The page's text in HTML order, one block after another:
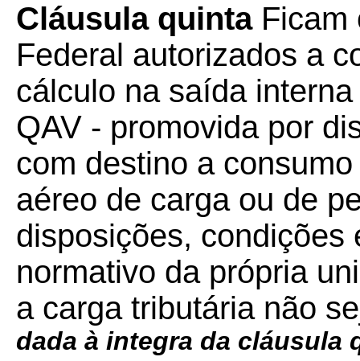
Cláusula quintaFicam
Federal autorizados a
cálculo na saída
QAV - promovida por
com destino a
aéreo de carga ou de
disposições, condições
normativo da própria
a carga tributária não
dada à integra da cláusula